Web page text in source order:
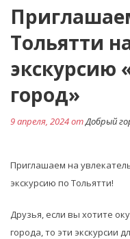
Тольятти
экскурсию
город»
9 апреля, 2024 отДобрый
Приглашаем на
экскурсию по Тольятти!
Друзья, если вы хотите
города, то эти экскурсии
Навигация
по
записям